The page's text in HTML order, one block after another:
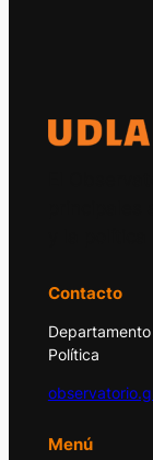
Contacto
Política
Menú